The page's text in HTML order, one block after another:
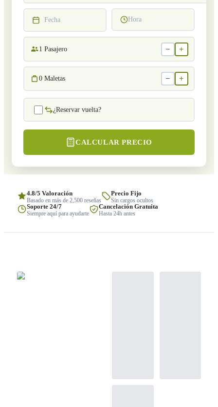
Fecha Hora
1 Pasajero − +
0 Maletas − +
¿Reservar vuelta?
CALCULAR PRECIO
4.8/5 Valoración
Basado en más de 2,500 reseñas
Precio Fijo
Sin cargos ocultos
Soporte 24/7
Siempre aquí para ayudarte
Cancelación Gratuita
Hasta 24h antes